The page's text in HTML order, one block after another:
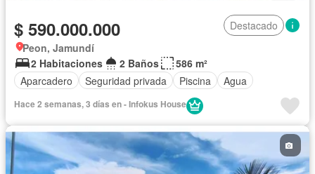
$ 590.000.000
Destacado
Peon, Jamundí
2 Habitaciones
2 Baños
586 m²
Aparcadero
Seguridad privada Piscina Agua
Hace 2 semanas, 3 días en - Infokus House